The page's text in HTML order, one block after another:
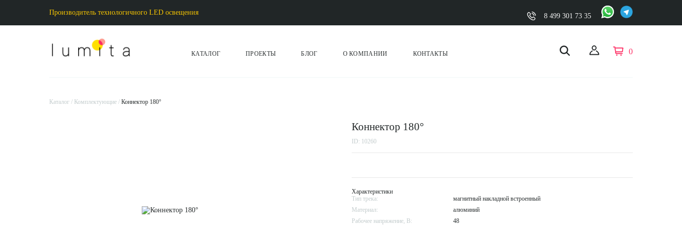
Производитель технологичного LED освещения 8 499 301 73 35
КАТАЛОГ ПРОЕКТЫ БЛОГ О КОМПАНИИ КОНТАКТЫ 0
Каталог Комплектующие Коннектор 180°
Коннектор 180°
ID: 10260
Характеристики
Тип трека:
магнитный накладной встроенный
Материал:
алюминий
Рабочее напряжение, В:
48